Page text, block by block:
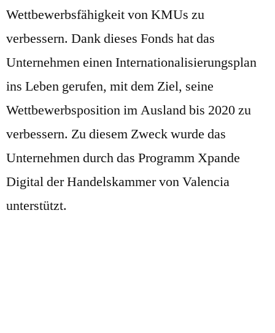
Wettbewerbsfähigkeit von KMUs zu
verbessern. Dank dieses Fonds hat das
Unternehmen einen Internationalisierungsplan
ins Leben gerufen, mit dem Ziel, seine
Wettbewerbsposition im Ausland bis 2020 zu
verbessern. Zu diesem Zweck wurde das
Unternehmen durch das Programm Xpande
Digital der Handelskammer von Valencia
unterstützt.